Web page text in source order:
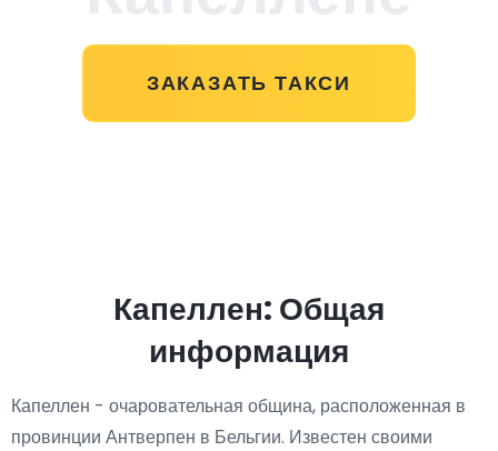
ЗАКАЗАТЬ ТАКСИ
Капеллен: Общая
информация
Капеллен - очаровательная община, расположенная в
провинции Антверпен в Бельгии. Известен своими